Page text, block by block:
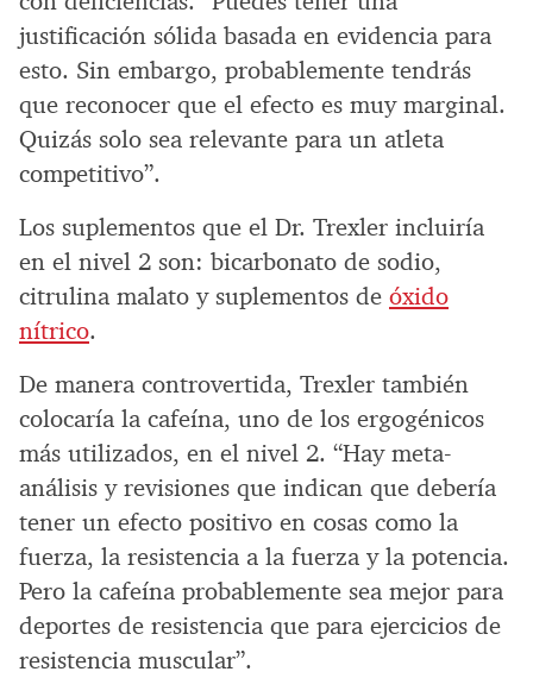
justificación sólida basada en evidencia para
esto. Sin embargo, probablemente tendrás
que reconocer que el efecto es muy marginal.
Quizás solo sea relevante para un atleta
competitivo”.
Los suplementos que el Dr. Trexler incluiría
en el nivel 2 son: bicarbonato de sodio,
citrulina malato y suplementos de óxido
nítrico.
De manera controvertida, Trexler también
colocaría la cafeína, uno de los ergogénicos
más utilizados, en el nivel 2. “Hay meta-
análisis y revisiones que indican que debería
tener un efecto positivo en cosas como la
fuerza, la resistencia a la fuerza y la potencia.
Pero la cafeína probablemente sea mejor para
deportes de resistencia que para ejercicios de
resistencia muscular”.